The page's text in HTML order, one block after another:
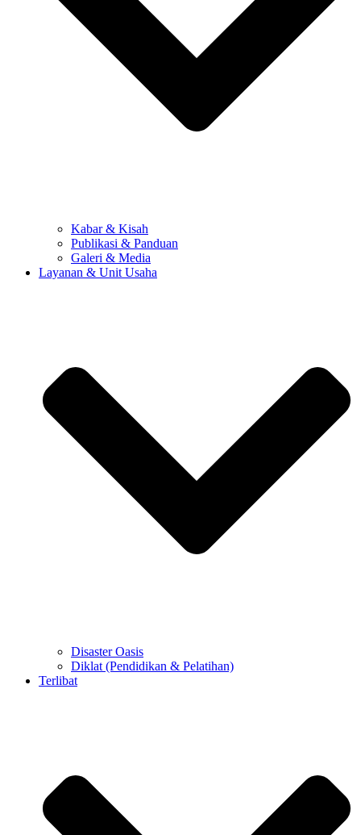
Kabar & Kisah
Publikasi & Panduan
Galeri & Media
Layanan & Unit Usaha
Disaster Oasis
Diklat (Pendidikan & Pelatihan)
Terlibat